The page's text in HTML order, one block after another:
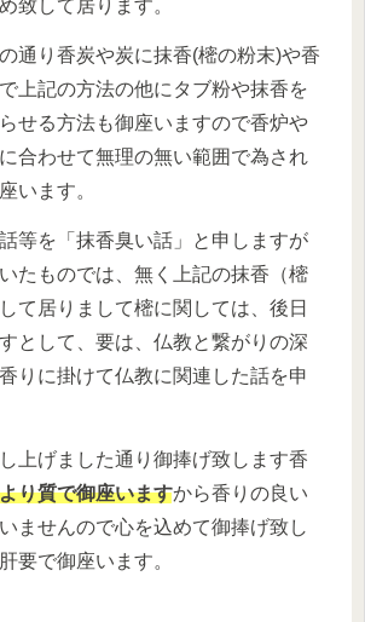
致して居ります。
通り香炭や炭に抹香(樒の粉末)や香
上記の方法の他にタブ粉や抹香を
せる方法も御座いますので香炉や
合わせて無理の無い範囲で為され
います。
等を「抹香臭い話」と申しますが
たものでは、無く上記の抹香（樒
て居りまして樒に関しては、後日
として、要は、仏教と繋がりの深
りに掛けて仏教に関連した話を申
上げました通り御捧げ致します香
り質で御座いますから香りの良い
ませんので心を込めて御捧げ致し
要で御座います。